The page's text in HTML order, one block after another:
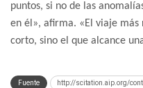
puntos, si no de las
en él», afirma. «El viaje
corto, sino el que alcance
Fuente http://scitation.aip.org/